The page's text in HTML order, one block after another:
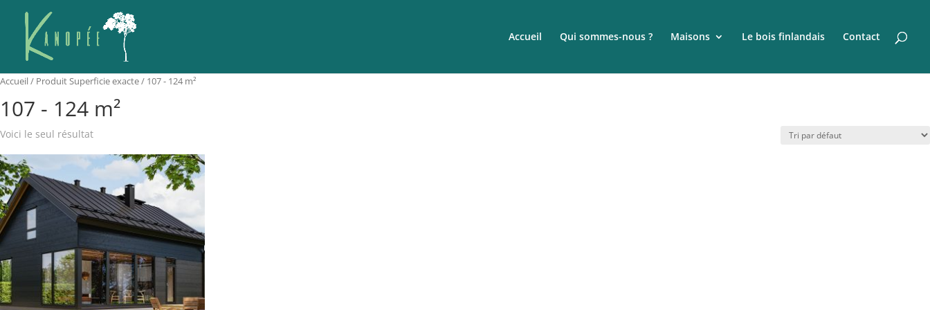
Accueil Qui sommes-nous ? Maisons Le bois finlandais Contact
Accueil/ Produit Superficie exacte / 107 - 124 m²
107 - 124 m²
Voici le seul résultat